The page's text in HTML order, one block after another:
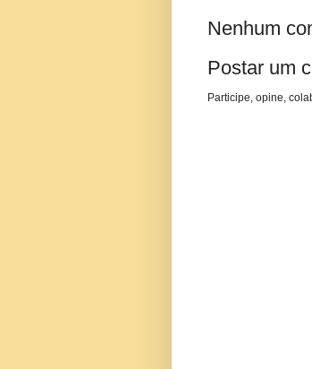
Nenhum
Postar um
Participe, opine,